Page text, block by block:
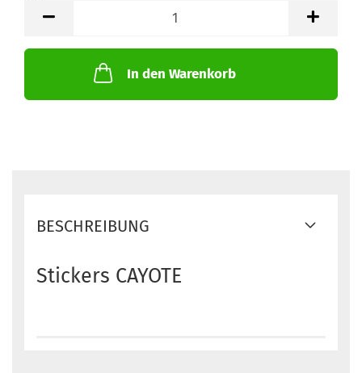
In den Warenkorb
BESCHREIBUNG
Stickers CAYOTE